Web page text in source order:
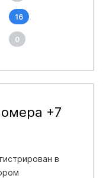
16
0
+7
в